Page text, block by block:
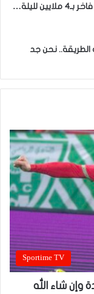
زياش يتقاضى 200 مليون شهريا ويقيم بجناح فاخر بـ4 ملايين لليلة…
نحن جد
Sportime TV
وإن شاء الله